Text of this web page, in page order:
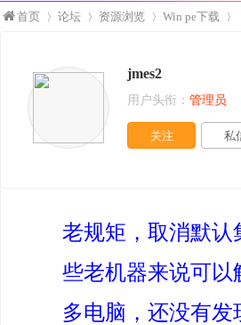
首页
»
论坛 资源浏览
›
Win pe下载
›
jmes2
用户头衔： 管理员
关注 私
老规矩，取消默
些老机器来说可以
多电脑，还没有